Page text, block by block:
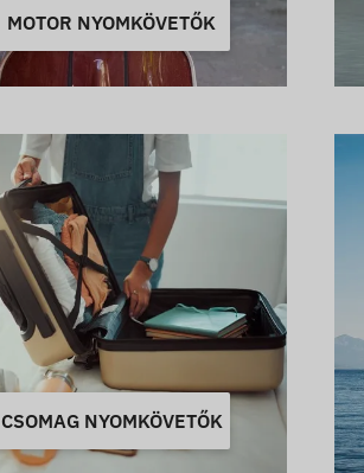
MOTOR NYOMKÖVETŐK
CSOMAG NYOMKÖVETŐK